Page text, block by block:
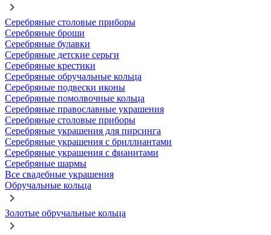
Серебряные столовые приборы
Серебряные броши
Серебряные булавки
Серебряные детские серьги
Серебряные крестики
Серебряные обручальные кольца
Серебряные подвески иконы
Серебряные помолвочные кольца
Серебряные православные украшения
Серебряные столовые приборы
Серебряные украшения для пирсинга
Серебряные украшения с бриллиантами
Серебряные украшения с фианитами
Серебряные шармы
Все свадебные украшения
Обручальные кольца
Золотые обручальные кольца